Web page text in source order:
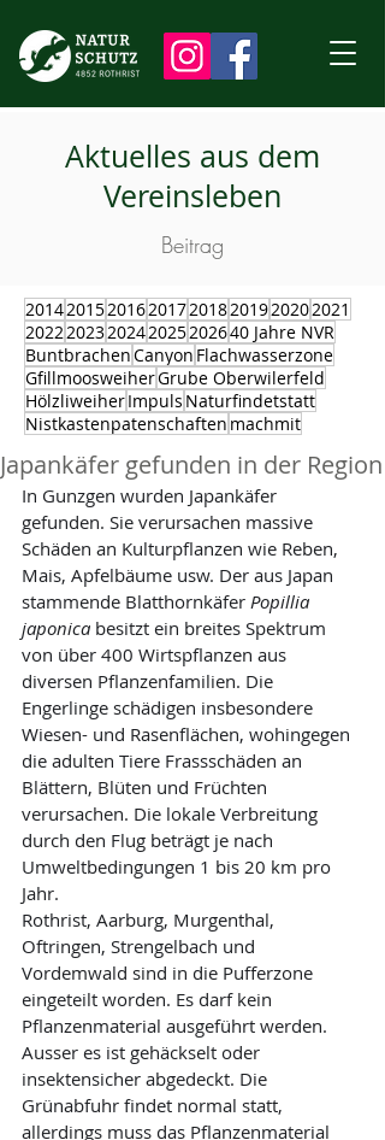
Aktuelles aus dem
Vereinsleben
Beitrag
20142015201620172018201920202021
2022202320242025202640 Jahre NVR
BuntbrachenCanyon Flachwasserzone
GfillmoosweiherGrube Oberwilerfeld
HölzliweiherImpuls Naturfindetstatt
Nistkastenpatenschaften machmit
Japankäfer gefunden in der Region
In Gunzgen wurden Japankäfer
gefunden. Sie verursachen massive
Schäden an Kulturpflanzen wie Reben,
Mais, Apfelbäume usw. Der aus Japan
stammende Blatthornkäfer Popillia
japonica besitzt ein breites Spektrum
von über 400 Wirtspflanzen aus
diversen Pflanzenfamilien. Die
Engerlinge schädigen insbesondere
Wiesen- und Rasenflächen, wohingegen
die adulten Tiere Frassschäden an
Blättern, Blüten und Früchten
verursachen. Die lokale Verbreitung
durch den Flug beträgt je nach
Umweltbedingungen 1 bis 20 km pro
Jahr.
Rothrist, Aarburg, Murgenthal,
Oftringen, Strengelbach und
Vordemwald sind in die Pufferzone
eingeteilt worden. Es darf kein
Pflanzenmaterial ausgeführt werden.
Ausser es ist gehäckselt oder
insektensicher abgedeckt. Die
Grünabfuhr findet normal statt,
allerdings muss das Pflanzenmaterial